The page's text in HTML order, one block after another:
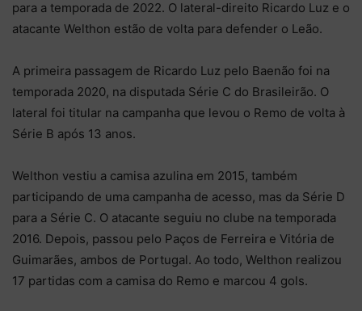
para a temporada de 2022. O lateral-direito Ricardo Luz e o
atacante Welthon estão de volta para defender o Leão.
A primeira passagem de Ricardo Luz pelo Baenão foi na
temporada 2020, na disputada Série C do Brasileirão. O
lateral foi titular na campanha que levou o Remo de volta à
Série B após 13 anos.
Welthon vestiu a camisa azulina em 2015, também
participando de uma campanha de acesso, mas da Série D
para a Série C. O atacante seguiu no clube na temporada
2016. Depois, passou pelo Paços de Ferreira e Vitória de
Guimarães, ambos de Portugal. Ao todo, Welthon realizou
17 partidas com a camisa do Remo e marcou 4 gols.